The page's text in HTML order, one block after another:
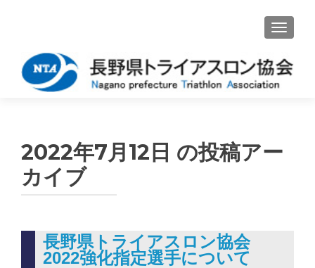
ナビゲ
2022年7月12日 の投稿アー
カイブ
長野県トライアスロン協会
2022強化指定選手について